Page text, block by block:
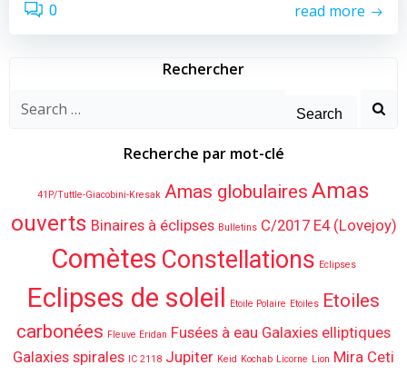
0 read more
Rechercher
Search
Recherche par mot-clé
41P/Tuttle-Giacobini-Kresak Amas globulaires Amas
ouverts Binaires à éclipses Bulletins C/2017 E4 (Lovejoy)
Comètes Constellations Eclipses
Eclipses de soleil Etoile Polaire Etoiles Etoiles
carbonées Fleuve Eridan Fusées à eau Galaxies elliptiques
Galaxies spirales IC 2118 Jupiter Keid Kochab Licorne Lion Mira Ceti